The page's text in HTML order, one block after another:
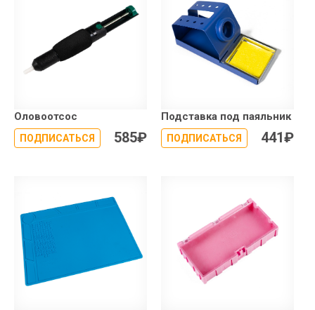
Оловоотсос
ПОДПИСАТЬСЯ 585₽
Подставка под паяльник
ПОДПИСАТЬСЯ 441₽